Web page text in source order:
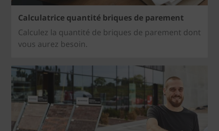
Calculatrice quantité briques de parement
Calculez la quantité de briques de parement dont
vous aurez besoin.